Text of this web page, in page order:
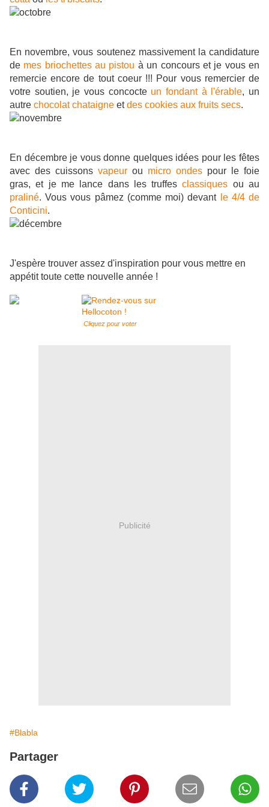
En novembre, vous soutenez massivement la candidature
de mes briochettes au pistou à un concours et je vous en
remercie encore de tout coeur !!! Pour vous remercier de
votre soutien, je vous concocte un fondant à l'érable, un
autre chocolat chataigne et des cookies aux fruits secs.
En décembre je vous donne quelques idées pour les fêtes
avec des cuissons vapeur ou micro ondes pour le foie
gras, et je me lance dans les truffes classiques ou au
praliné. Vous vous pâmez (comme moi) devant
le 4/4 de
Conticini.
J'espère trouver assez d'inspiration pour vous mettre en
appétit toute cette nouvelle année !
Cliquez pour voter
Publicité
#Blabla
Partager